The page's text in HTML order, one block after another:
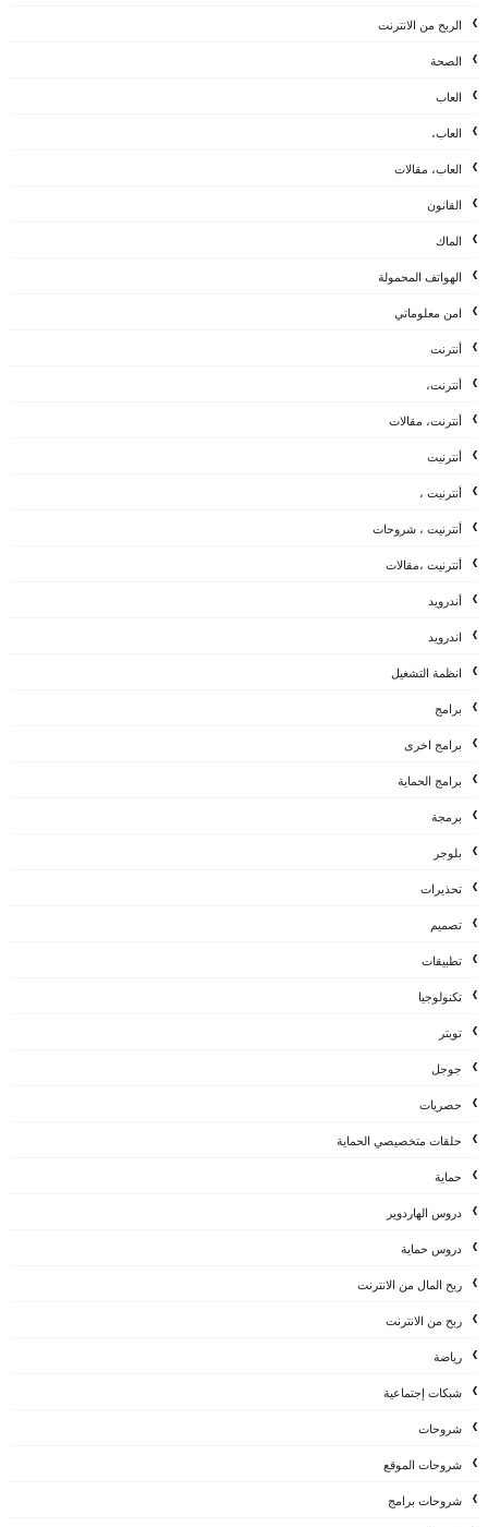
الربح من الانترنت
الصحة
العاب
العاب،
العاب، مقالات
القانون
الماك
الهواتف المحمولة
امن معلوماتي
أنترنت
أنترنت،
أنترنت، مقالات
أنترنيت
أنترنيت ،
أنترنيت ، شروحات
أنترنيت ،مقالات
أندرويد
اندرويد
انظمة التشغيل
برامج
برامج اخرى
برامج الحماية
برمجة
بلوجر
تحذيرات
تصميم
تطبيقات
تكنولوجيا
تويتر
جوجل
حصريات
حلقات متخصيصي الحماية
حماية
دروس الهاردوير
دروس حماية
ربح المال من الانترنت
ربح من الانترنت
رياضة
شبكات إجتماعية
شروحات
شروحات الموقع
شروحات برامج